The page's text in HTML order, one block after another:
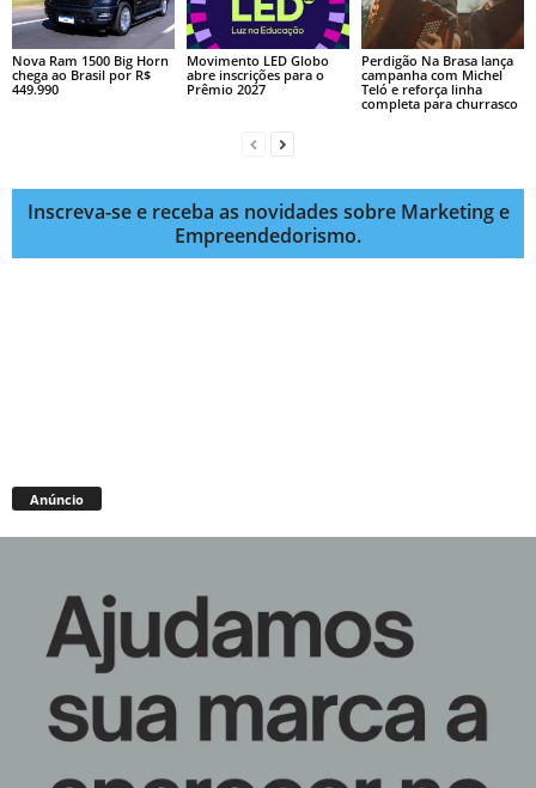
Nova Ram 1500 Big Horn
chega ao Brasil por R$
449.990
Movimento LED Globo
abre inscrições para o
Prêmio 2027
Perdigão Na Brasa lança
campanha com Michel
Teló e reforça linha
completa para churrasco
Inscreva-se e receba as novidades sobre Marketing e
Empreendedorismo.
Anúncio